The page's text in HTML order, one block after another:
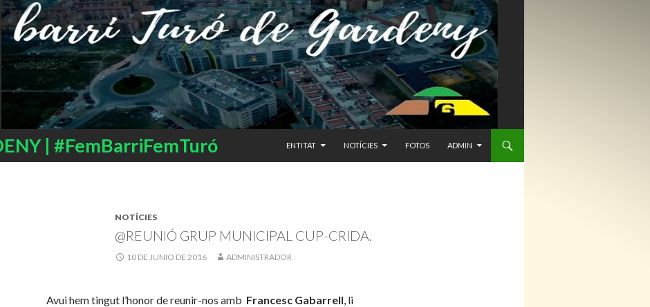
| #FemBarriFemTuró
ENTITAT
NOTÍCIES FOTOS ADMIN
NOTÍCIES
@REUNIÓ GRUP MUNICIPAL CUP-CRIDA.
10 DE JUNIO DE 2016 ADMINISTRADOR
Avui hem tingut l’honor de reunir-nos amb Francesc Gabarrell , li